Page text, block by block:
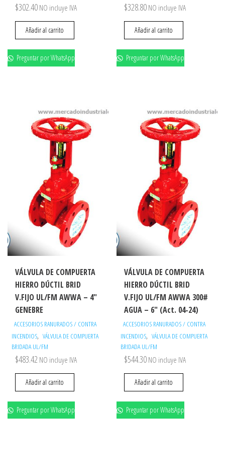
$302.40 NO incluye IVA
Añadir al carrito
Preguntar por WhatsApp
$328.80 NO incluye IVA
Añadir al carrito
Preguntar por WhatsApp
VÁLVULA DE COMPUERTA
HIERRO DÚCTIL BRID
V.FIJO UL/FM AWWA – 4″
GENEBRE
ACCESORIOS RANURADOS / CONTRA
INCENDIOS, VÁLVULA DE COMPUERTA
BRIDADA UL/FM
$483.42 NO incluye IVA
Añadir al carrito
Preguntar por WhatsApp
VÁLVULA DE COMPUERTA
HIERRO DÚCTIL BRID
V.FIJO UL/FM AWWA 300#
AGUA – 6″ (Act. 04-24)
ACCESORIOS RANURADOS / CONTRA
INCENDIOS, VÁLVULA DE COMPUERTA
BRIDADA UL/FM
$544.30 NO incluye IVA
Añadir al carrito
Preguntar por WhatsApp